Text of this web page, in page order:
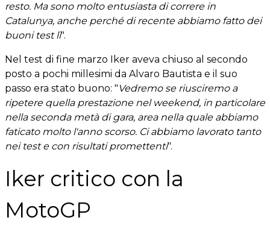
resto. Ma sono molto entusiasta di correre in
Catalunya, anche perché di recente abbiamo fatto dei
buoni test lì".
Nel test di fine marzo Iker aveva chiuso al secondo
posto a pochi millesimi da Alvaro Bautista e il suo
passo era stato buono: " Vedremo se riusciremo a
ripetere quella prestazione nel weekend, in particolare
nella seconda metà di gara, area nella quale abbiamo
faticato molto l'anno scorso. Ci abbiamo lavorato tanto
nei test e con risultati promettenti".
Iker critico con la
MotoGP